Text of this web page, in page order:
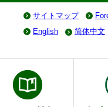
サイトマップ
English
简体中文